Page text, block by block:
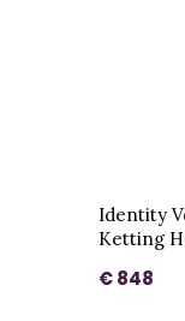
Identity
Ketting
€ 848